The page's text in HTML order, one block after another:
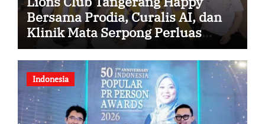
Bersama Prodia, Curalis AI, dan
Klinik Mata Serpong Perluas
Akses Layanan Kesehatan
Preventif melalui Bakti Sosial
Kesehatan
Indonesia